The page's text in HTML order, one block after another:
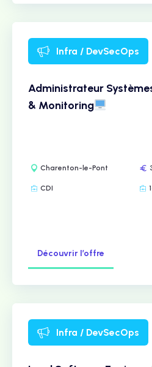
Infra / DevSecOps
Administrateur
& Monitoring
Charenton-le-Pont
CDI
Découvrir l’offre
Infra / DevSecOps